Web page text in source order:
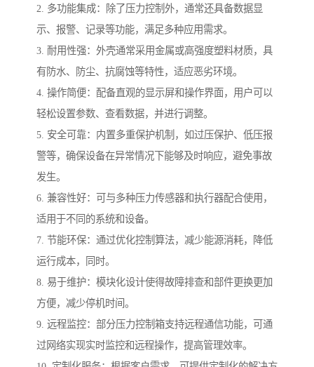
2. 多功能集成：除了压力控制外，通常还具备数据显
示、报警、记录等功能，满足多种应用需求。
3. 耐用性强：外壳通常采用金属或高强度塑料材质，具
有防水、防尘、抗腐蚀等特性，适应恶劣环境。
4. 操作简便：配备直观的显示屏和操作界面，用户可以
轻松设置参数、查看数据，并进行调整。
5. 安全可靠：内置多重保护机制，如过压保护、低压报
警等，确保设备在异常情况下能够及时响应，避免事故
发生。
6. 兼容性好：可与多种压力传感器和执行器配合使用，
适用于不同的系统和设备。
7. 节能环保：通过优化控制算法，减少能源消耗，降低
运行成本，同时。
8. 易于维护：模块化设计使得故障排查和部件更换更加
方便，减少停机时间。
9. 远程监控：部分压力控制箱支持远程通信功能，可通
过网络实现实时监控和远程操作，提高管理效率。